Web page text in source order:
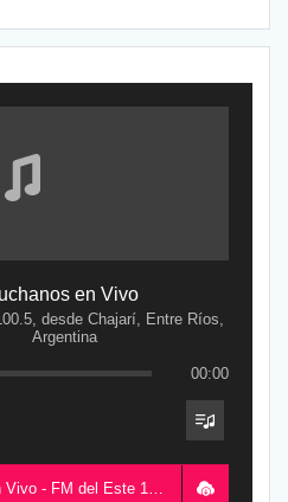
en Vivo
desde Chajarí, Entre Ríos,
Argentina
00:00
1. Escuchanos en Vivo - FM del Este 100.5, desde Chajarí, Entre Ríos, Argentina